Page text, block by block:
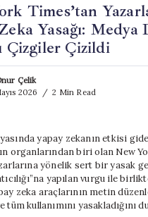
Times’tan
Yasağı: Medya
Çizgiler Çizildi
Çelik
2026
2 Min Read
yapay zekanın etkisi
organlarından biri olan New
yönelik sert bir yasak
yapılan vurgu ile
zeka araçlarının metin
tüm kullanımını yasakladığını